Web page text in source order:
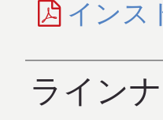
インス
ライン